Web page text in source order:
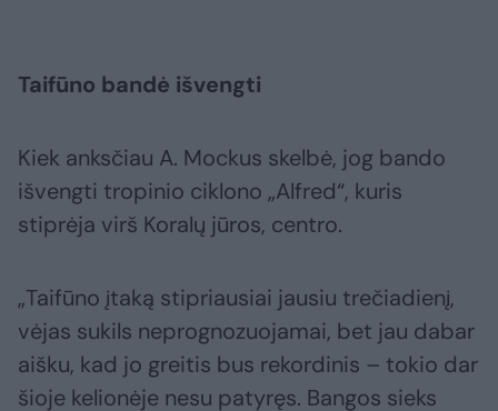
Taifūno bandė išvengti
Kiek anksčiau A. Mockus skelbė, jog bando
išvengti tropinio ciklono „Alfred“, kuris
stiprėja virš Koralų jūros, centro.
„Taifūno įtaką stipriausiai jausiu trečiadienį,
vėjas sukils neprognozuojamai, bet jau dabar
aišku, kad jo greitis bus rekordinis – tokio dar
šioje kelionėje nesu patyręs. Bangos sieks